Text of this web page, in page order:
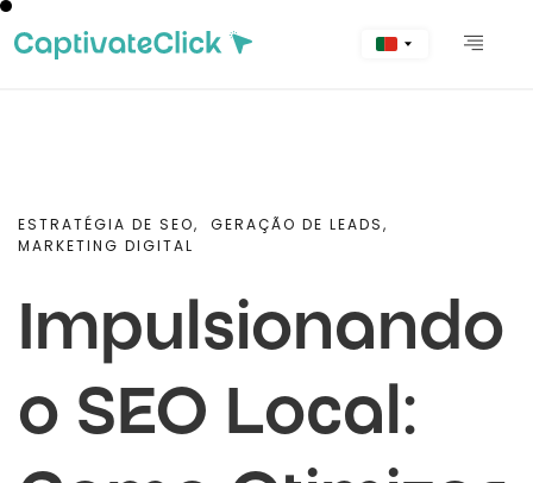
ESTRATÉGIA DE SEO,
GERAÇÃO DE LEADS,
MARKETING DIGITAL
Impulsionando
o SEO Local: